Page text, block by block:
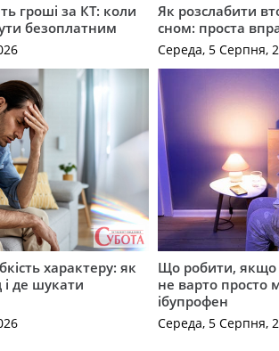
гроші за КТ: коли
безоплатним
Як розслабити
сном: проста
Середа, 5 Серпня,
характеру: як
і де шукати
Що робити, якщо
не варто просто
ібупрофен
Середа, 5 Серпня,